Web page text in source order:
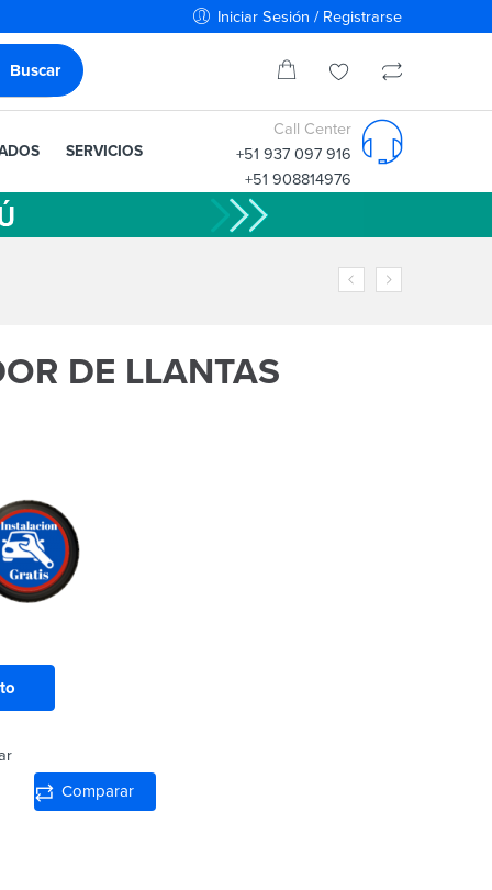
Iniciar Sesión / Registrarse
SERVICIOS
Call Center
+51 937 097 916
+51 908814976
DE LLANTAS
Comparar